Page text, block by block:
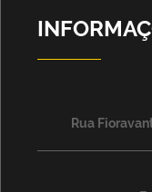
Rua